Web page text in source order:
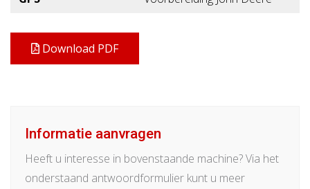
Download PDF
Informatie aanvragen
Heeft u interesse in bovenstaande machine? Via het
onderstaand antwoordformulier kunt u meer